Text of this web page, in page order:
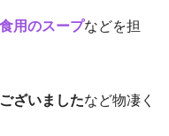
用のスープなどを担
ざいましたなど物凄く